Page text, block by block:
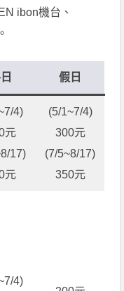
ibon機台、
假日
4)
元
17)
元
(5/1~7/4)
300元
(7/5~8/17)
350元
4)